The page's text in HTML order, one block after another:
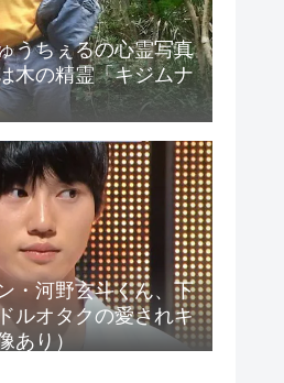
うちぇるの心霊写真
木の精霊「キジムナ
・河野玄斗くん、下
ルオタクの愛されキ
あり）